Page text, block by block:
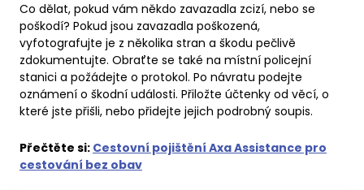
Co dělat, pokud vám někdo zavazadla zcizí, nebo se
poškodí? Pokud jsou zavazadla poškozená,
vyfotografujte je z několika stran a škodu pečlivě
zdokumentujte. Obraťte se také na místní policejní
stanici a požádejte o protokol. Po návratu podejte
oznámení o škodní události. Přiložte účtenky od věcí, o
které jste přišli, nebo přidejte jejich podrobný soupis.
Přečtěte si: Cestovní pojištění Axa Assistance pro
cestování bez obav